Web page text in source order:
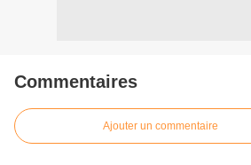
Commentaires
Ajouter un commentaire